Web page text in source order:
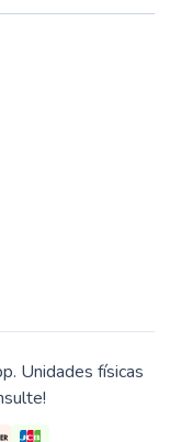
Unidades físicas